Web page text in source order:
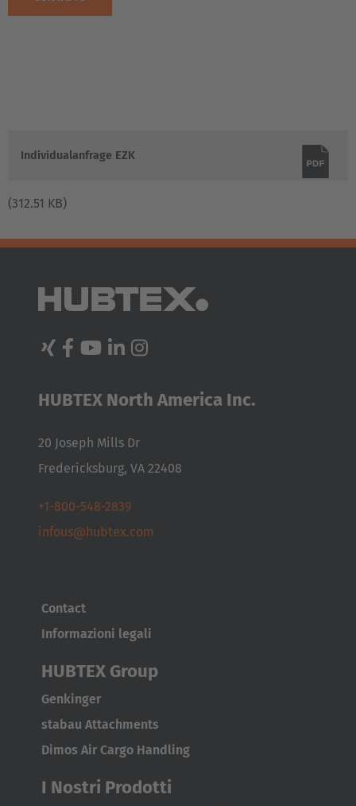
Individualanfrage EZK
(312.51 KB)
HUBTEX North America Inc.
20 Joseph Mills Dr
Fredericksburg, VA 22408
+1-800-548-2839
infous@hubtex.com
Contact
Informazioni legali
HUBTEX Group
Genkinger
stabau Attachments
Dimos Air Cargo Handling
I Nostri Prodotti